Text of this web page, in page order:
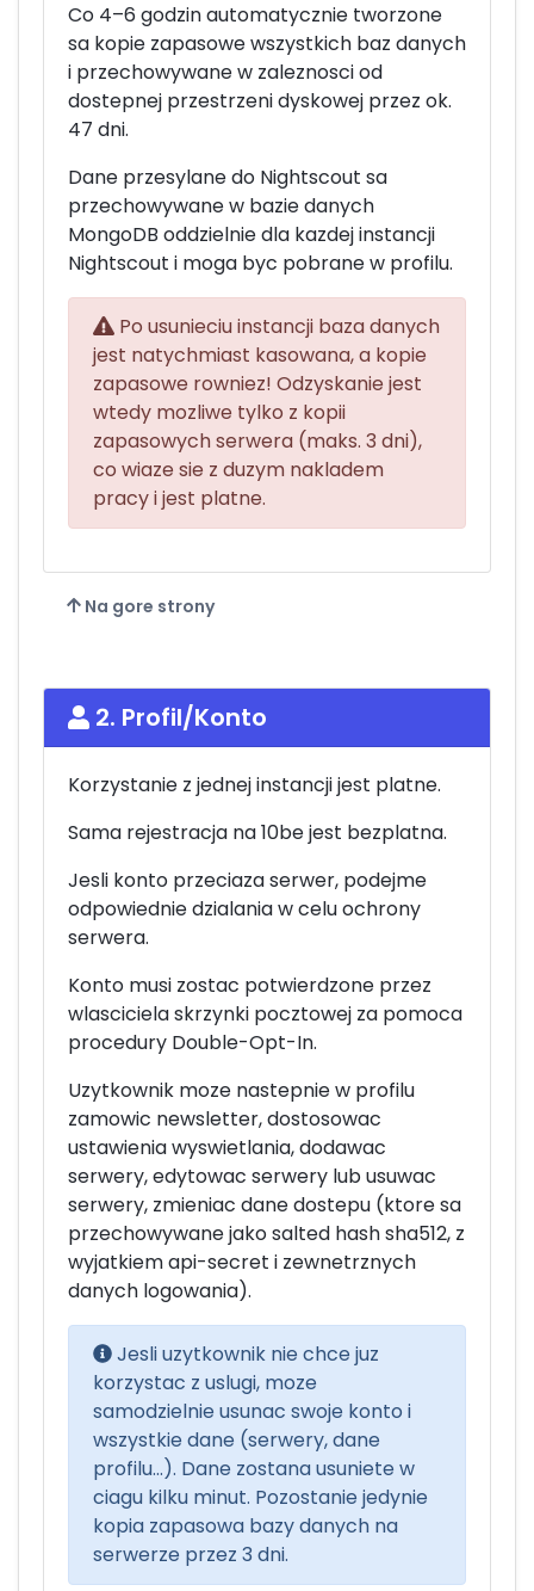
Co 4–6 godzin automatycznie tworzone
sa kopie zapasowe wszystkich baz danych
i przechowywane w zaleznosci od
dostepnej przestrzeni dyskowej przez ok.
47 dni.
Dane przesylane do Nightscout sa
przechowywane w bazie danych
MongoDB oddzielnie dla kazdej instancji
Nightscout i moga byc pobrane w profilu.
Po usunieciu instancji baza danych
jest natychmiast kasowana, a kopie
zapasowe rowniez! Odzyskanie jest
wtedy mozliwe tylko z kopii
zapasowych serwera (maks. 3 dni),
co wiaze sie z duzym nakladem
pracy i jest platne.
Na gore strony
2. Profil/Konto
Korzystanie z jednej instancji jest platne.
Sama rejestracja na 10be jest bezplatna.
Jesli konto przeciaza serwer, podejme
odpowiednie dzialania w celu ochrony
serwera.
Konto musi zostac potwierdzone przez
wlasciciela skrzynki pocztowej za pomoca
procedury Double-Opt-In.
Uzytkownik moze nastepnie w profilu
zamowic newsletter, dostosowac
ustawienia wyswietlania, dodawac
serwery, edytowac serwery lub usuwac
serwery, zmieniac dane dostepu (ktore sa
przechowywane jako salted hash sha512, z
wyjatkiem api-secret i zewnetrznych
danych logowania).
Jesli uzytkownik nie chce juz
korzystac z uslugi, moze
samodzielnie usunac swoje konto i
wszystkie dane (serwery, dane
profilu...). Dane zostana usuniete w
ciagu kilku minut. Pozostanie jedynie
kopia zapasowa bazy danych na
serwerze przez 3 dni.